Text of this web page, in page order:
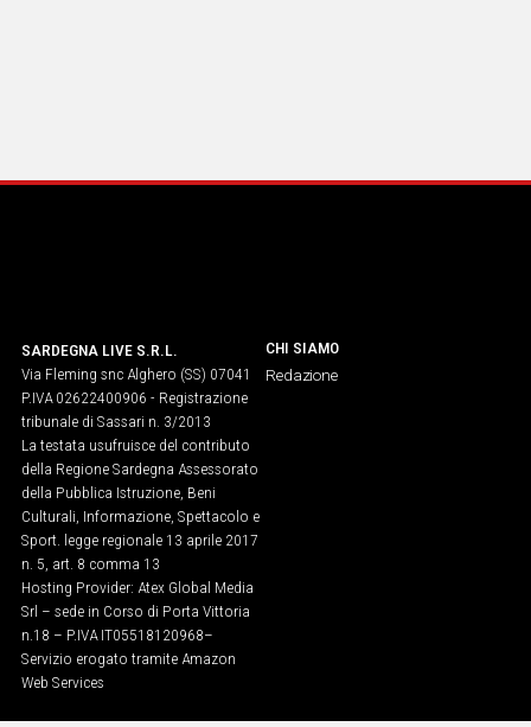
SARDEGNA LIVE S.R.L.
Via Fleming snc Alghero (SS) 07041
P.IVA 02622400906 - Registrazione
tribunale di Sassari n. 3/2013
La testata usufruisce del contributo
della Regione Sardegna Assessorato
della Pubblica Istruzione, Beni
Culturali, Informazione, Spettacolo e
Sport. legge regionale 13 aprile 2017
n. 5, art. 8 comma 13
Hosting Provider: Atex Global Media
Srl – sede in Corso di Porta Vittoria
n.18 – P.IVA IT05518120968​–
Servizio erogato tramite Amazon
Web Services
CHI SIAMO
Redazione